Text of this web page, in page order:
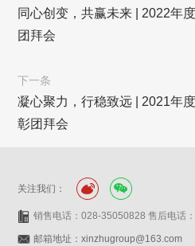
同心创变，共赢未来 | 2022年
团拜会
下一条
凝心聚力，行稳致远 | 2021年
彰团拜会
关注我们：
销售电话：028-35050828 售后电话
邮箱地址：xinzhugroup@163.com